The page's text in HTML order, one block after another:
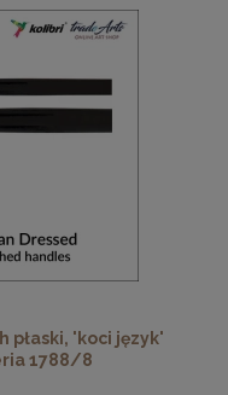
płaski, 'koci język'
1788/8